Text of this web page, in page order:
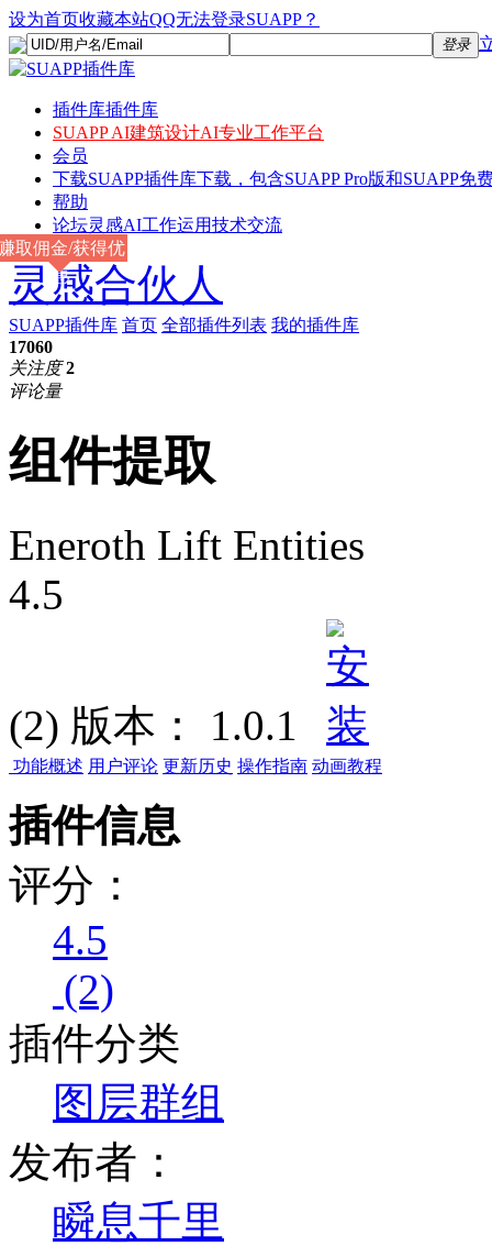
设为首页收藏本站QQ无法登录SUAPP？
登录
插件库插件库
SUAPP AI建筑设计AI专业工作平台
会员
下载SUAPP插件库下载，包含SUAPP Pro版和SUAPP免
帮助
论坛灵感AI工作运用技术交流
灵感合伙人
取佣金/获得优
惠
SUAPP插件库 首页 全部插件列表 我的插件库
17060
关注度 2
评论量
组件提取
Eneroth Lift Entities
4.5
(2) 版本： 1.0.1
功能概述 用户评论 更新历史 操作指南 动画教程
插件信息
评分：
4.5
(2)
插件分类
图层群组
发布者：
瞬息千里